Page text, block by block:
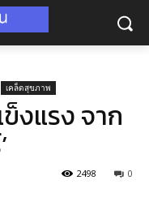
เคล็ดสุขภาพ
งแรง จาก
0
2498